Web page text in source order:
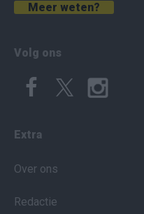
Meer weten?
Volg ons
Extra
Over ons
Redactie